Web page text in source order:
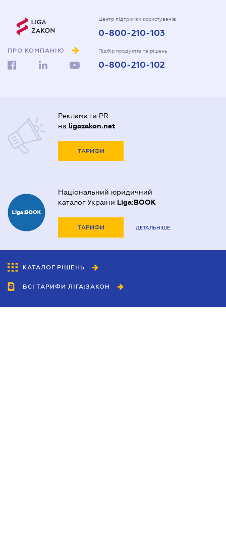
ПРО КОМПАНІЮ
Центр підтримки користувачів
0-800-210-103
Підбір продуктів та рішень
0-800-210-102
Реклама та PR
на ligazakon.net
ТАРИФИ
Національний юридичний
каталог України Liga:BOOK
ТАРИФИ ДЕТАЛЬНІШЕ
КАТАЛОГ РІШЕНЬ
ВСІ ТАРИФИ ЛІГА:ЗАКОН